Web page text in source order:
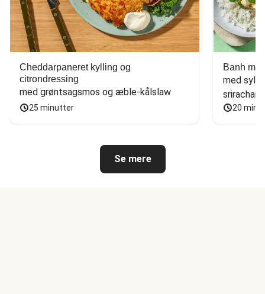
Cheddarpaneret kylling og
citrondressing
med grøntsagsmos og æble-kålslaw
25 minutter
Banh mi-
med
20
Se mere